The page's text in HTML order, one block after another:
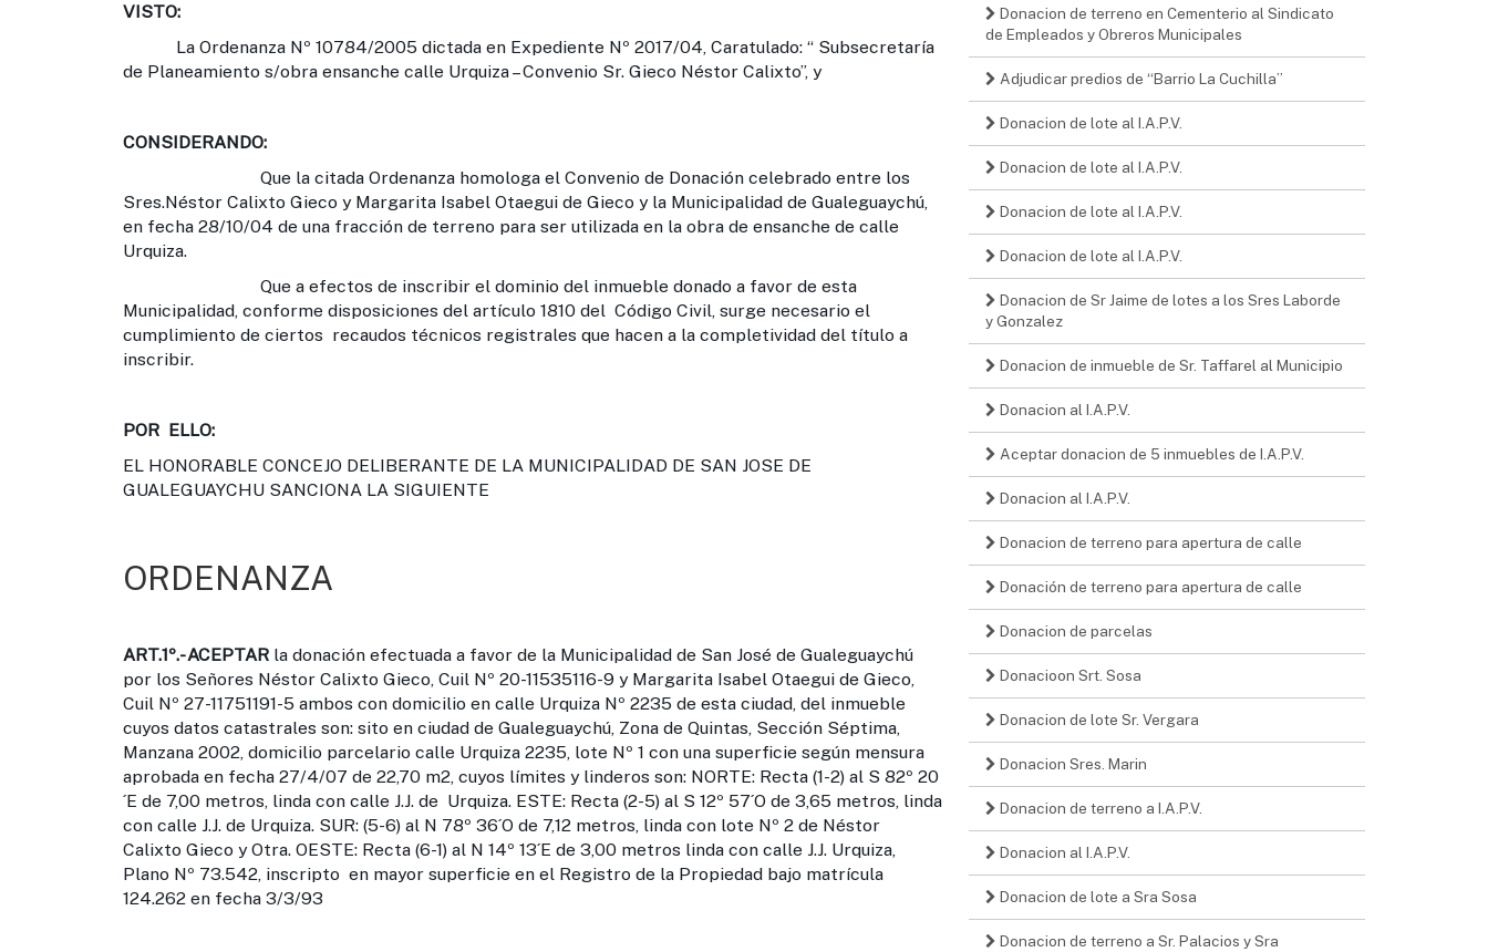
VISTO:
La Ordenanza Nº 10784/2005 dictada en Expediente Nº 2017/04, Caratulado: “ Subsecretaría
de Planeamiento s/obra ensanche calle Urquiza – Convenio Sr. Gieco Néstor Calixto”, y
CONSIDERANDO:
Que la citada Ordenanza homologa el Convenio de Donación celebrado entre los
Sres.Néstor Calixto Gieco y Margarita Isabel Otaegui de Gieco y la Municipalidad de Gualeguaychú,
en fecha 28/10/04 de una fracción de terreno para ser utilizada en la obra de ensanche de calle
Urquiza.
Que a efectos de inscribir el dominio del inmueble donado a favor de esta
Municipalidad, conforme disposiciones del artículo 1810 del Código Civil, surge necesario el
cumplimiento de ciertos recaudos técnicos registrales que hacen a la completividad del título a
inscribir.
POR ELLO:
EL HONORABLE CONCEJO DELIBERANTE DE LA MUNICIPALIDAD DE SAN JOSE DE
GUALEGUAYCHU SANCIONA LA SIGUIENTE
ORDENANZA
ART.1º.-ACEPTAR la donación efectuada a favor de la Municipalidad de San José de Gualeguaychú
por los Señores Néstor Calixto Gieco, Cuil Nº 20-11535116-9 y Margarita Isabel Otaegui de Gieco,
Cuil Nº 27-11751191-5 ambos con domicilio en calle Urquiza Nº 2235 de esta ciudad, del inmueble
cuyos datos catastrales son: sito en ciudad de Gualeguaychú, Zona de Quintas, Sección Séptima,
Manzana 2002, domicilio parcelario calle Urquiza 2235, lote Nº 1 con una superficie según mensura
aprobada en fecha 27/4/07 de 22,70 m2, cuyos límites y linderos son: NORTE: Recta (1-2) al S 82º 20
´E de 7,00 metros, linda con calle J.J. de Urquiza. ESTE: Recta (2-5) al S 12º 57´O de 3,65 metros, linda
con calle J.J. de Urquiza. SUR: (5-6) al N 78º 36´O de 7,12 metros, linda con lote Nº 2 de Néstor
Calixto Gieco y Otra. OESTE: Recta (6-1) al N 14º 13´E de 3,00 metros linda con calle J.J. Urquiza,
Plano Nº 73.542, inscripto en mayor superficie en el Registro de la Propiedad bajo matrícula
124.262 en fecha 3/3/93
Donacion de terreno en Cementerio al Sindicato
de Empleados y Obreros Municipales
Adjudicar predios de “Barrio La Cuchilla”
Donacion de lote al I.A.P.V.
Donacion de lote al I.A.P.V.
Donacion de lote al I.A.P.V.
Donacion de lote al I.A.P.V.
Donacion de Sr Jaime de lotes a los Sres Laborde
y Gonzalez
Donacion de inmueble de Sr. Taffarel al Municipio
Donacion al I.A.P.V.
Aceptar donacion de 5 inmuebles de I.A.P.V.
Donacion al I.A.P.V.
Donacion de terreno para apertura de calle
Donación de terreno para apertura de calle
Donacion de parcelas
Donacioon Srt. Sosa
Donacion de lote Sr. Vergara
Donacion Sres. Marin
Donacion de terreno a I.A.P.V.
Donacion al I.A.P.V.
Donacion de lote a Sra Sosa
Donacion de terreno a Sr. Palacios y Sra